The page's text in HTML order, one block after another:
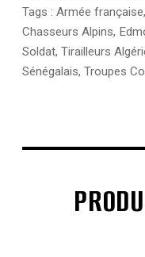
Tags : Armée française,
Chasseurs Alpins,
Soldat, Tirailleurs
Sénégalais, Troupes